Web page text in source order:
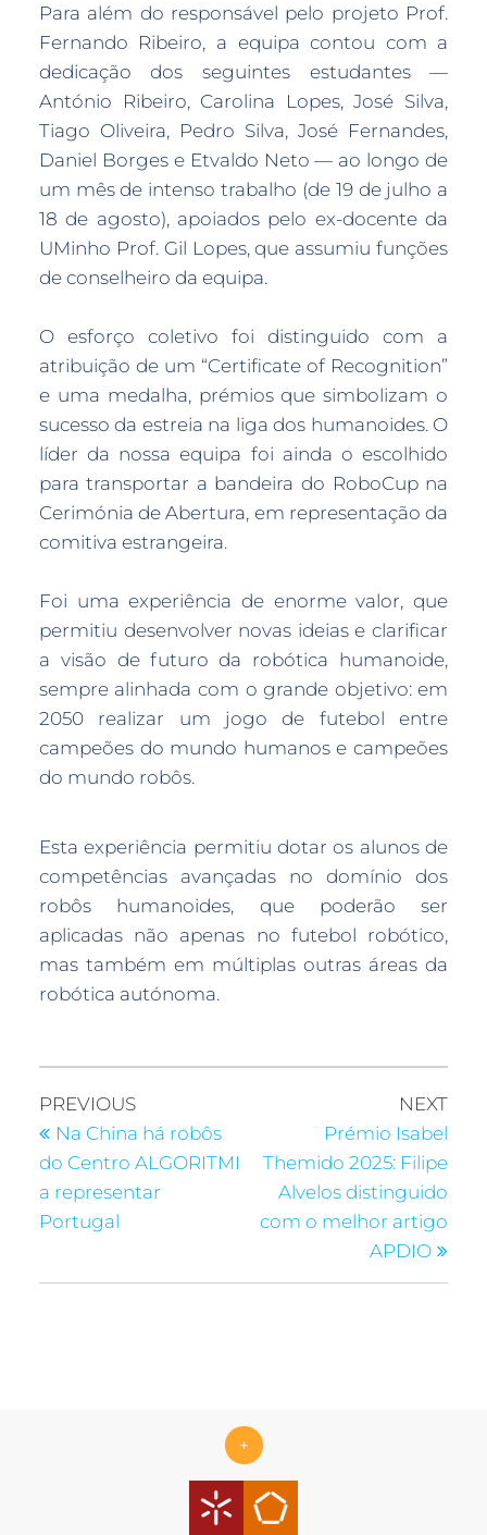
Para além do responsável pelo projeto Prof.
Fernando Ribeiro, a equipa contou com a
dedicação dos seguintes estudantes —
António Ribeiro, Carolina Lopes, José Silva,
Tiago Oliveira, Pedro Silva, José Fernandes,
Daniel Borges e Etvaldo Neto — ao longo de
um mês de intenso trabalho (de 19 de julho a
18 de agosto), apoiados pelo ex-docente da
UMinho Prof. Gil Lopes, que assumiu funções
de conselheiro da equipa.
O esforço coletivo foi distinguido com a
atribuição de um “Certificate of Recognition”
e uma medalha, prémios que simbolizam o
sucesso da estreia na liga dos humanoides. O
líder da nossa equipa foi ainda o escolhido
para transportar a bandeira do RoboCup na
Cerimónia de Abertura, em representação da
comitiva estrangeira.
Foi uma experiência de enorme valor, que
permitiu desenvolver novas ideias e clarificar
a visão de futuro da robótica humanoide,
sempre alinhada com o grande objetivo: em
2050 realizar um jogo de futebol entre
campeões do mundo humanos e campeões
do mundo robôs.
Esta experiência permitiu dotar os alunos de
competências avançadas no domínio dos
robôs humanoides, que poderão ser
aplicadas não apenas no futebol robótico,
mas também em múltiplas outras áreas da
robótica autónoma.
PREVIOUS
Na China há robôs
do Centro ALGORITMI
a representar
Portugal
NEXT
Prémio Isabel
Themido 2025: Filipe
Alvelos distinguido
com o melhor artigo
APDIO
+